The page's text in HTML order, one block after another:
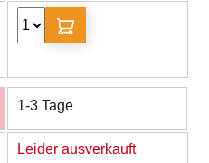
1-3 Tage
Leider ausverkauft